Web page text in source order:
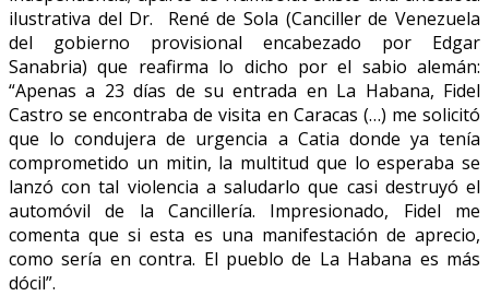
ilustrativa del Dr. René de Sola (Canciller de Venezuela
del gobierno provisional encabezado por Edgar
Sanabria) que reafirma lo dicho por el sabio alemán:
“Apenas a 23 días de su entrada en La Habana, Fidel
Castro se encontraba de visita en Caracas (…) me solicitó
que lo condujera de urgencia a Catia donde ya tenía
comprometido un mitin, la multitud que lo esperaba se
lanzó con tal violencia a saludarlo que casi destruyó el
automóvil de la Cancillería. Impresionado, Fidel me
comenta que si esta es una manifestación de aprecio,
como sería en contra. El pueblo de La Habana es más
dócil”.